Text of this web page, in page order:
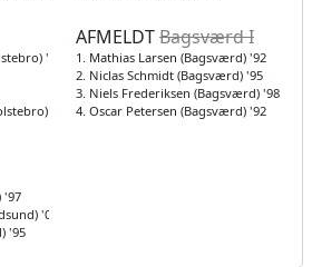
'01
'00
AFMELDTBagsværd I
1. Mathias Larsen (Bagsværd) '92
2. Niclas Schmidt (Bagsværd) '95
3. Niels Frederiksen (Bagsværd) '98
4. Oscar Petersen (Bagsværd) '92
'97
'01
'95